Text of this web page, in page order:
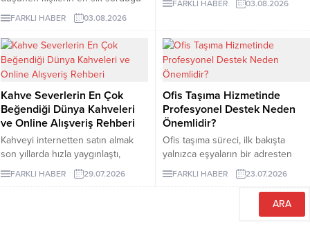
konuların başında kaç seans
gerektiği gelir. Ancak bu soruya
herkes için geçerli tek bir sayı
vermek mümkün değildir. Cilt
rengi, kılın kalınlığı, uygulama
bölgesi ve hormonal özellikler
seans planını etkileyebilir. İzmir
lazer epilasyon seçenekleri
araştırılırken kısa sürede kesin
sonuç vadeden açıklamalarla
karşılaşılabilir....
FARKLI HABER 03.08.2026
Glisin, vücudun protein yapımında
ve burada minerali taşıyan bileşen
olarak görev yapar.
FARKLI HABER 03.08.2026
Kahve Severlerin En Çok
Beğendiği Dünya Kahveleri
ve Online Alışveriş Rehberi
Kahveyi internetten satın almak
son yıllarda hızla yaygınlaştı,
çünkü artık dünyanın en özel
yörelerinden gelen çekirdekler
FARKLI HABER 29.07.2026
Ofis Taşıma Hizmetinde
Profesyonel Destek Neden
Önemlidir?
Ofis taşıma süreci, ilk bakışta
yalnızca eşyaların bir adresten
başka bir adrese götürülmesi gibi
görünse de kurumsal işletmeler
için bundan çok daha geniş bir
FARKLI HABER 23.07.2026